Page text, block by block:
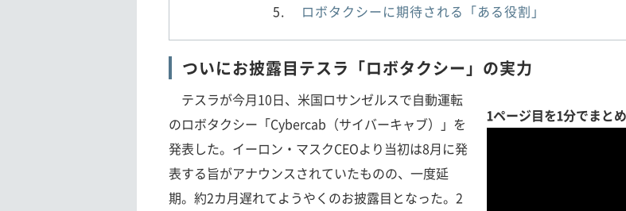
ロボタクシーに期待される「ある役割」
ついにお披露目テスラ「ロボタクシー」の実力
1ページ目を1分でまと
テスラが今月10日、米国ロサンゼルスで自動運転
のロボタクシー「Cybercab（サイバーキャブ）」を
発表した。イーロン・マスクCEOより当初は8月に発
表する旨がアナウンスされていたものの、一度延
期。約2カ月遅れてようやくのお披露目となった。2